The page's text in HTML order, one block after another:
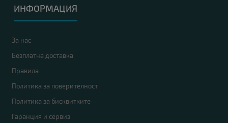
ИНФОРМАЦИЯ
За нас
Безплатна доставка
Правила
Политика за поверителност
Политика за бисквитките
Гаранция и сервиз